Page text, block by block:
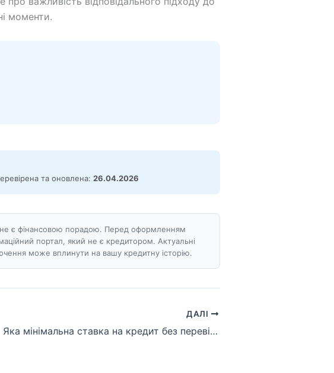
моменти.
та оновлена: 26.04.2026
не є фінансовою порадою. Перед оформленням
портал, який не є кредитором. Актуальні
може вплинути на вашу кредитну історію.
ДАЛІ
Яка мінімальна ставка на кредит без перевірки у 2025 році?